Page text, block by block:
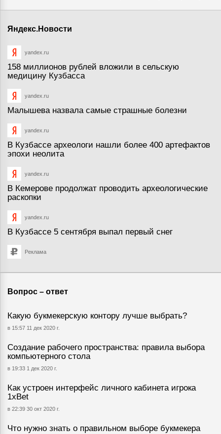
Яндекс.Новости
yandex.ru
158 миллионов рублей вложили в сельскую
медицину Кузбасса
yandex.ru
Малышева назвала самые страшные болезни
yandex.ru
В Кузбассе археологи нашли более 400 артефактов
эпохи неолита
yandex.ru
В Кемерове продолжат проводить археологические
раскопки
yandex.ru
В Кузбассе 5 сентября выпал первый снег
Реклама
Вопрос – ответ
Какую букмекерскую контору лучше выбрать?
в 15:57 11 дек 2020 г.
Создание рабочего пространства: правила выбора
компьютерного стола
в 19:33 1 дек 2020 г.
Как устроен интерфейс личного кабинета игрока
1хBet
в 22:39 30 окт 2020 г.
Что нужно знать о правильном выборе букмекера